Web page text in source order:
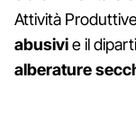
Attività
abusivie il
alberature